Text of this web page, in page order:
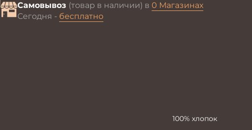
Самовывоз (товар в наличии) в 0 Магазинах
Сегодня - бесплатно
100% хлопок